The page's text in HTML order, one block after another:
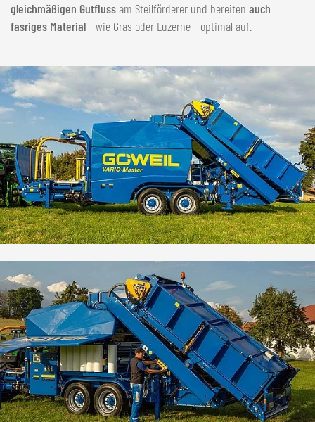
gleichmäßigen Gutfluss am Steilförderer und bereiten auch
fasriges Material- wie Gras oder Luzerne - optimal auf.